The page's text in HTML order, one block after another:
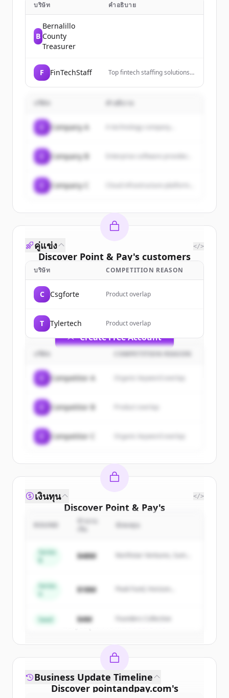
บริษัท คำอธิบาย
B
Bernalillo
County
Treasurer
F FinTechStaff
Top fintech staffing solutions
with skilled talent. Grow your
คำอธิบาย
Company A A technology company...
Company B
Company C
Discover Point & Pay's customers
Sign up for free to view allcustomers
New accounts include trial credits to
Create Free Account
มีบัญชีอยู่แล้วใช่ไหมลงชื่อเข้าใช้
คู่แข่ง </>
บริษัท COMPETITION REASON
C Csgforte Product overlap
T Tylertech Product overlap
COMPETITION REASON
Competitor A Organic keyword overlap
Competitor B
Competitor C Organic keyword overlap
Discover Point & Pay's
competitors
ofPoint & Pay.
New accounts include trial credits to
มีบัญชีอยู่แล้วใช่ไหม
เงินทุน </>
นักลงทุน
Series
$48M
Northstar Ventures, Summit
Series
$18M
Peak Fund, Horizon
Seed $4M Founders Collective
Discover pointandpay.com's
Business Update Timeline